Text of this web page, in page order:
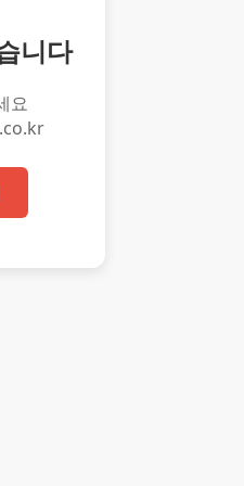
니다
요